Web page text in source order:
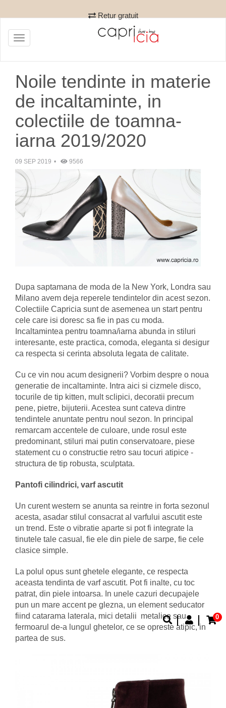
Retur gratuit
0
Toggle
navigation
Noile tendinte in materie
de incaltaminte, in
colectiile de toamna-
iarna 2019/2020
09 SEP 2019 9566
Dupa saptamana de moda de la New York, Londra sau
Milano avem deja reperele tendintelor din acest sezon.
Colectiile Capricia sunt de asemenea un start pentru
cele care isi doresc sa fie in pas cu moda.
Incaltamintea pentru toamna/iarna abunda in stiluri
interesante, este practica, comoda, eleganta si desigur
ca respecta si cerinta absoluta legata de calitate.
Cu ce vin nou acum designerii? Vorbim despre o noua
generatie de incaltaminte. Intra aici si cizmele disco,
tocurile de tip kitten, mult sclipici, decoratii precum
pene, pietre, bijuterii. Acestea sunt cateva dintre
tendintele anuntate pentru noul sezon. In principal
remarcam accentele de culoare, unde rosul este
predominant, stiluri mai putin conservatoare, piese
statement cu o constructie retro sau tocuri atipice -
structura de tip robusta, sculptata.
Pantofi cilindrici, varf ascutit
Un curent western se anunta sa reintre in forta sezonul
acesta, asadar stilul consacrat al varfului ascutit este
un trend. Este o vibratie aparte si pot fi integrate la
tinutele tale casual, fie ele din piele de sarpe, fie cele
clasice simple.
La polul opus sunt ghetele elegante, ce respecta
aceasta tendinta de varf ascutit. Pot fi inalte, cu toc
patrat, din piele intoarsa. In unele cazuri decupajele
pun un mare accent pe glezna, un element seducator
fiind catarama laterala, mici detalii metalice sau
fermoarul de-a lungul ghetelor, ce se opreste atipic, in
partea de sus.